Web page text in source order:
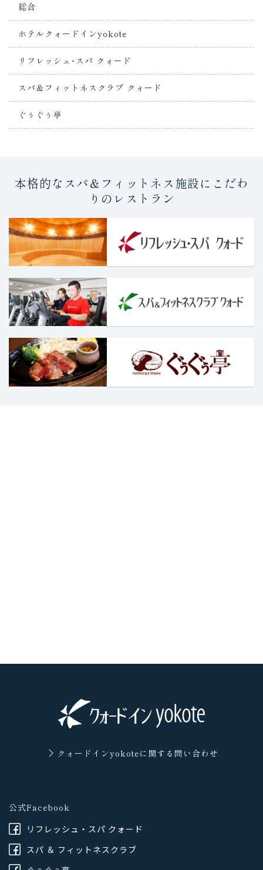
総合
ホテルクォードインyokote
リフレッシュ･スパ クォード
スパ＆フィットネスクラブ クォード
ぐぅぐぅ亭
本格的なスパ＆フィットネス施設にこだわ
りのレストラン
クォードインyokoteに 関する問い合わせ
公式Facebook
リフレッシュ・スパ クォード
スパ ＆ フィットネスクラブ